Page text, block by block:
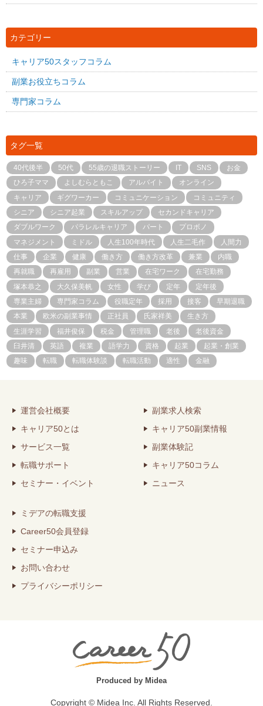
カテゴリー
キャリア50スタッフコラム
副業お役立ちコラム
専門家コラム
タグ一覧
40代後半 50代 55歳の退職ストーリー IT SNS
お金
ひろ子ママ
よしむらともこ アルバイト
オンライン
キャリア
ギグワーカー コミュニケーション
コミュニティ
シニア
シニア起業 スキルアップ
セカンドキャリア
ダブルワーク
パラレルキャリア パート
プロボノ
マネジメント
ミドル 人生100年時代 人生二毛作
人間力
仕事
企業 健康 働き方 働き方改革 兼業
内職
再就職
再雇用 副業 営業 在宅ワーク
在宅勤務
塚本恭之
大久保美帆 女性 学び 定年
定年後
専業主婦
専門家コラム 役職定年 採用 接客
早期退職
本業
欧米の副業事情 正社員 氏家祥美
生き方
生涯学習
福井俊保 税金 管理職 老後
老後資金
臼井清
英語 複業 語学力 資格 起業
起業・創業
趣味
転職 転職体験談 転職活動 適性 金融
運営会社概要
キャリア50とは
サービス一覧
転職サポート
セミナー・イベント
副業求人検索
キャリア50副業情報
副業体験記
キャリア50コラム
ニュース
ミデアの転職支援
Career50会員登録
セミナー申込み
お問い合わせ
プライバシーポリシー
Produced by Midea
Copyright © Midea Inc. All Rights Reserved.